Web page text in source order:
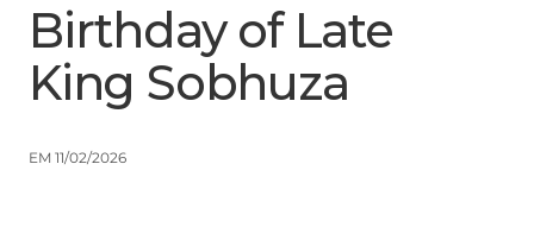
Birthday of Late
King Sobhuza
EM 11/02/2026